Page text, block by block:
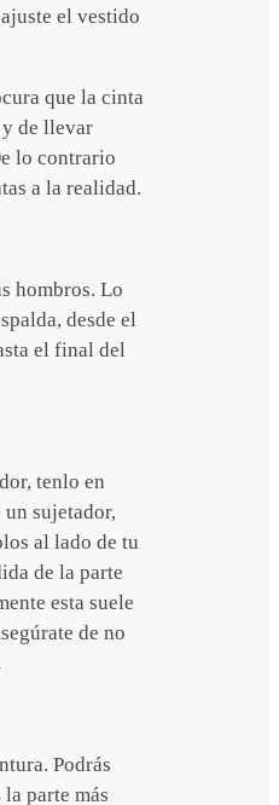
el vestido
que la cinta
y de llevar
lo contrario
a la realidad.
hombros. Lo
desde el
el final del
tenlo en
sujetador,
al lado de tu
de la parte
esta suele
de no
Podrás
parte más